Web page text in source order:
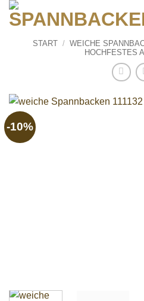
Zum
Inhalt
START / WEICHE
HOCHFESTES
-10%